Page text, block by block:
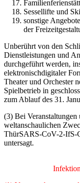
Sessellifte und
sonstige
der
Unberührt von den
Dienstleistungen und
durchgeführt werden,
elektronisch­digitaler
Theater und Orchester
Spielbetrieb in
zum Ablauf des 31.
(3) Bei
weltanschaulichen
ThürSARS-CoV-2-IfS-
untersagt.